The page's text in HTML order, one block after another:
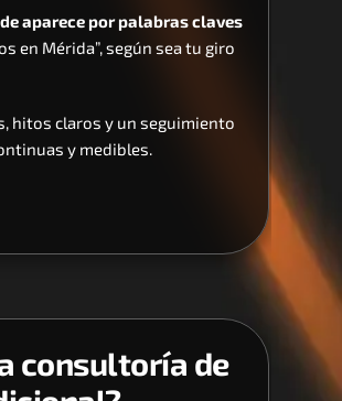
aparece por palabras claves
en Mérida”, según sea tu giro
hitos claros y un seguimiento
y medibles.
consultoría de